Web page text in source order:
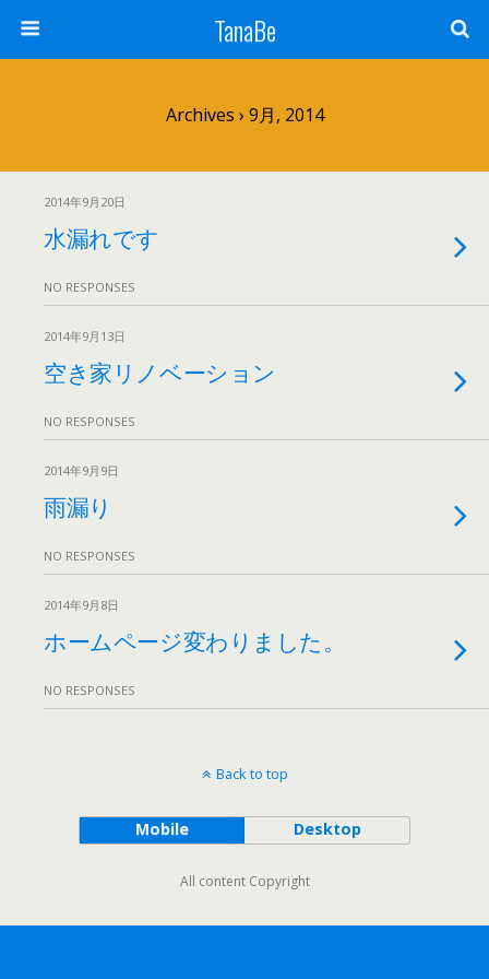
TanaBe
Archives › 9月, 2014
2014年9月20日
水漏れです
NO RESPONSES
2014年9月13日
空き家リノベーション
NO RESPONSES
2014年9月9日
雨漏り
NO RESPONSES
2014年9月8日
ホームページ変わりました。
NO RESPONSES
Back to top
Mobile Desktop
All content Copyright